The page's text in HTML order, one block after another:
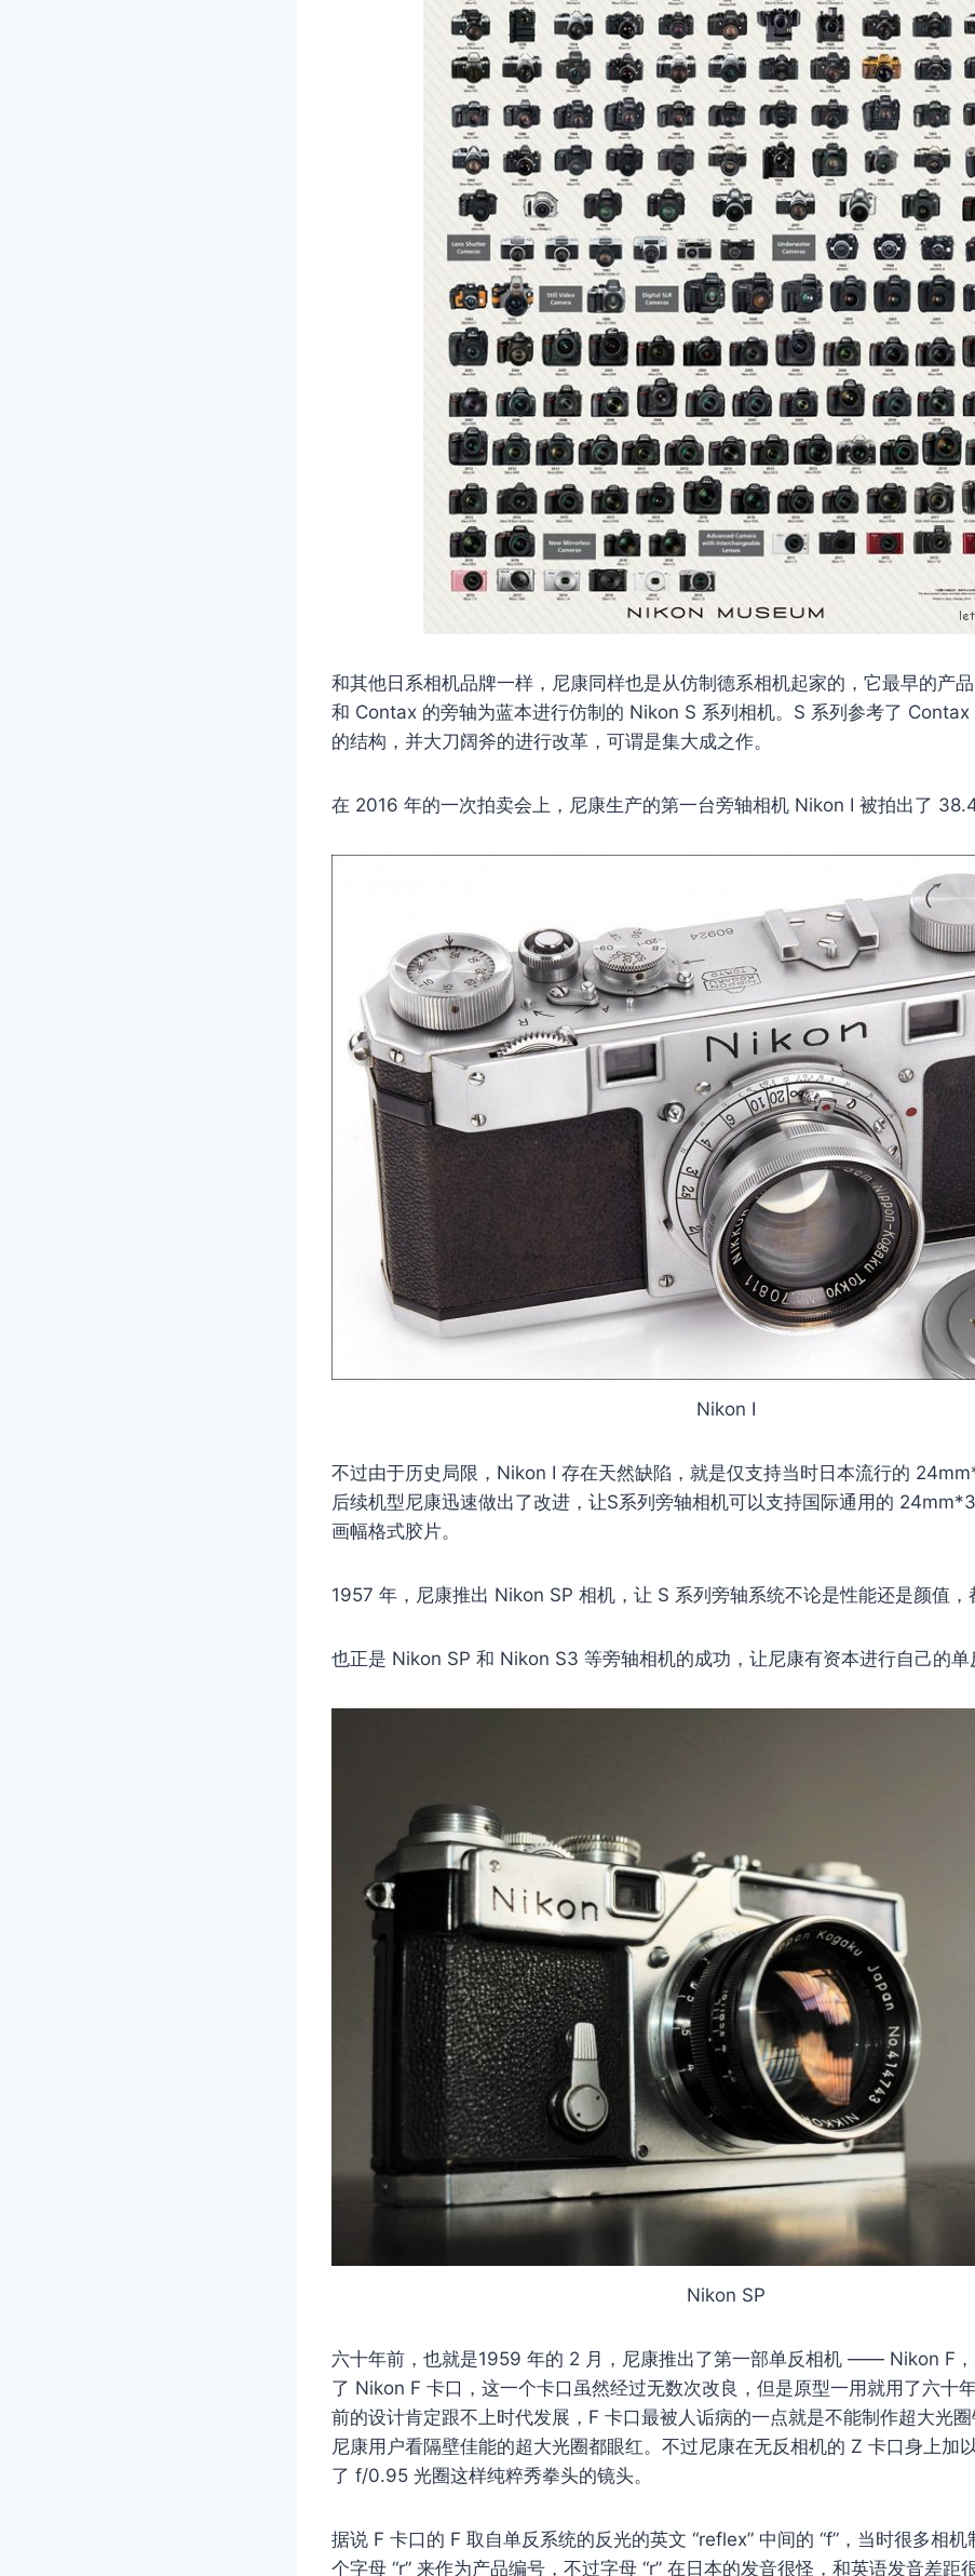
和其他日系相机品牌一样，尼康同样也是从仿制德系相机起家的，它最早的产
和 Contax 的旁轴为蓝本进行仿制的 Nikon S 系列相机。S 系列参考了
的结构，并大刀阔斧的进行改革，可谓是集大成之作。
在 2016 年的一次拍卖会上，尼康生产的第一台旁轴相机 Nikon I 被拍出了 38.4
Nikon I
不过由于历史局限，Nikon I 存在天然缺陷，就是仅支持当时日本流行的
后续机型尼康迅速做出了改进，让S系列旁轴相机可以支持国际通用的
画幅格式胶片。
1957 年，尼康推出 Nikon SP 相机，让 S 系列旁轴系统不论是性能还是颜值，
也正是 Nikon SP 和 Nikon S3 等旁轴相机的成功，让尼康有资本进行自己的单
Nikon SP
六十年前，也就是1959 年的 2 月，尼康推出了第一部单反相机 —— Nikon F，
了 Nikon F 卡口，这一个卡口虽然经过无数次改良，但是原型一用就用了六十
前的设计肯定跟不上时代发展，F 卡口最被人诟病的一点就是不能制作超大光
尼康用户看隔壁佳能的超大光圈都眼红。不过尼康在无反相机的 Z 卡口身上加
了 f/0.95 光圈这样纯粹秀拳头的镜头。
据说 F 卡口的 F 取自单反系统的反光的英文 “reflex” 中间的 “f”，当时很多相
个字母 “r” 来作为产品编号，不过字母 “r” 在日本的发音很怪，和英语发音差距